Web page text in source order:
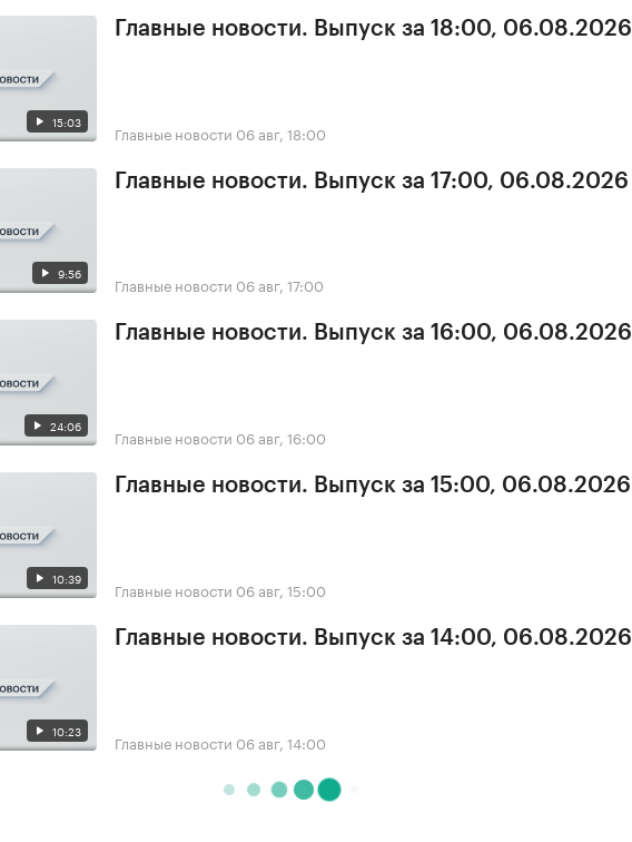
15:03
Главные новости. Выпуск за 18:00, 06.08.2026
Главные новости 06 авг, 18:00
9:56
Главные новости. Выпуск за 17:00, 06.08.2026
Главные новости 06 авг, 17:00
24:06
Главные новости. Выпуск за 16:00, 06.08.2026
Главные новости 06 авг, 16:00
10:39
Главные новости. Выпуск за 15:00, 06.08.2026
Главные новости 06 авг, 15:00
10:23
Главные новости. Выпуск за 14:00, 06.08.2026
Главные новости 06 авг, 14:00